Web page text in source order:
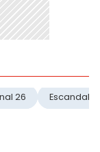
26 Escandalos